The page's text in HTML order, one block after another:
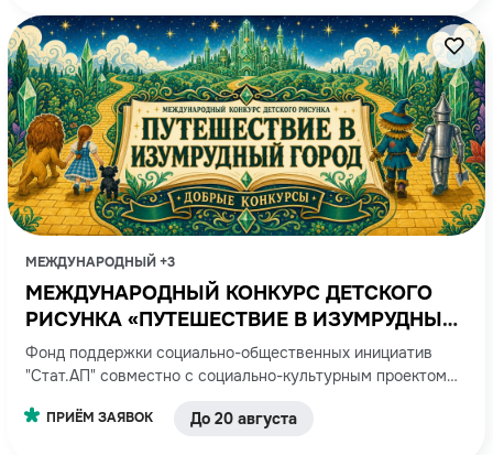
МЕЖДУНАРОДНЫЙ +3
МЕЖДУНАРОДНЫЙ КОНКУРС ДЕТСКОГО
РИСУНКА «ПУТЕШЕСТВИЕ В ИЗУМРУДНЫЙ
ГОРОД»
Фонд поддержки социально-общественных инициатив
"Стат.АП" совместно с социально-культурным проектом
ПРИЁМ ЗАЯВОК До 20 августа